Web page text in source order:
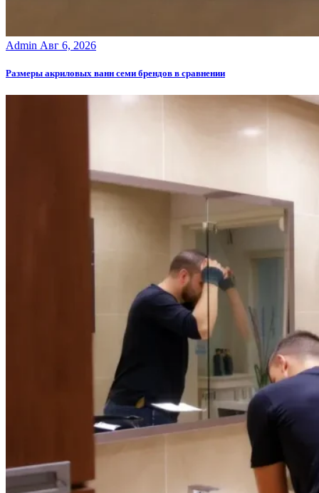
Admin Авг 6, 2026
Размеры акриловых ванн семи брендов в сравнении